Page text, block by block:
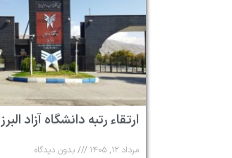
ارتقاء رتبه دانشگاه آزاد البرز
مرداد ۱۲, ۱۴۰۵ بدون دیدگاه